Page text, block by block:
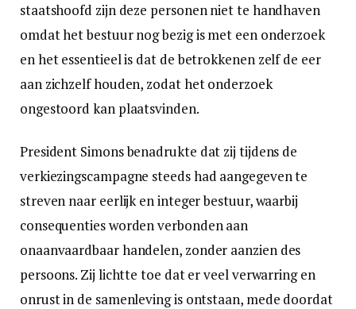
staatshoofd zijn deze personen niet te handhaven
omdat het bestuur nog bezig is met een onderzoek
en het essentieel is dat de betrokkenen zelf de eer
aan zichzelf houden, zodat het onderzoek
ongestoord kan plaatsvinden.
President Simons benadrukte dat zij tijdens de
verkiezingscampagne steeds had aangegeven te
streven naar eerlijk en integer bestuur, waarbij
consequenties worden verbonden aan
onaanvaardbaar handelen, zonder aanzien des
persoons. Zij lichtte toe dat er veel verwarring en
onrust in de samenleving is ontstaan, mede doordat